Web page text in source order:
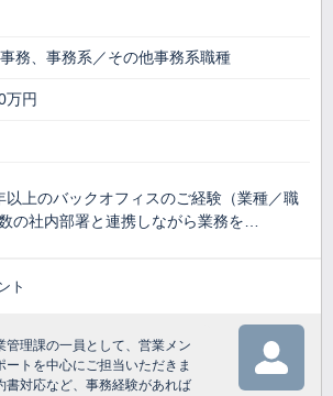
務、事務系／その他事務系職種
万円
以上のバックオフィスのご経験（業種／職
の社内部署と連携しながら業務を…
ト
管理課の一員として、営業メン
トを中心にご担当いただきま
書対応など、事務経験があれば